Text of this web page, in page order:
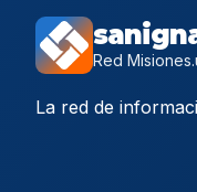
Red
La red de